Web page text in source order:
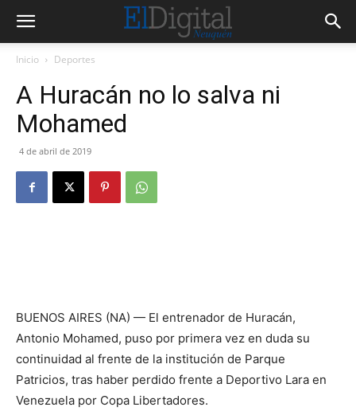
Inicio Deportes
A Huracán no lo salva ni
Mohamed
4 de abril de 2019
BUENOS AIRES (NA) — El entrenador de Huracán,
Antonio Mohamed, puso por primera vez en duda su
continuidad al frente de la institución de Parque
Patricios, tras haber perdido frente a Deportivo Lara en
Venezuela por Copa Libertadores.